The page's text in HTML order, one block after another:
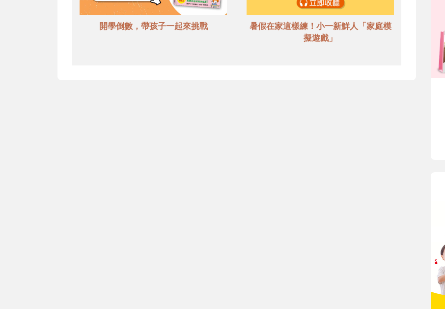
開學倒數，帶孩子一起來挑戰
暑假在家這樣練！小一新鮮人「家庭模
擬遊戲」